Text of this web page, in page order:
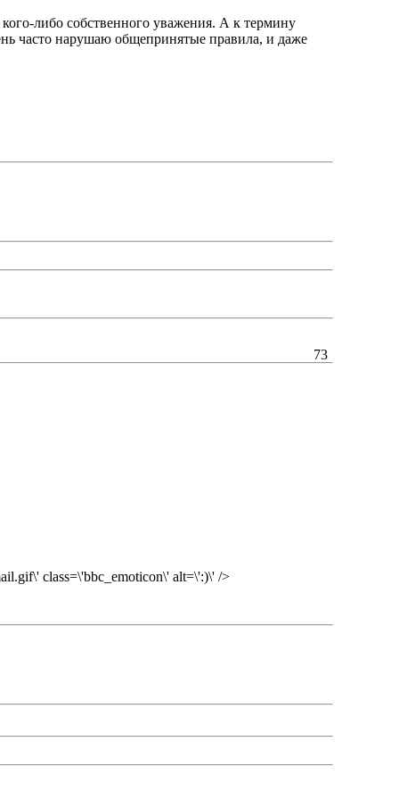
либо собственного уважения. А к термину
часто нарушаю общепринятые правила, и даже
73
class=\'bbc_emoticon\' alt=\':)\' />